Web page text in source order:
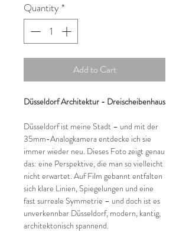
Quantity*
Add to Cart
Düsseldorf Architektur - Dreischeibenhaus
Düsseldorf ist meine Stadt – und mit der
35mm-Analogkamera entdecke ich sie
immer wieder neu. Dieses Foto zeigt genau
das: eine Perspektive, die man so vielleicht
nicht erwartet. Auf Film gebannt entfalten
sich klare Linien, Spiegelungen und eine
fast surreale Symmetrie – und doch ist es
unverkennbar Düsseldorf, modern, kantig,
architektonisch spannend.